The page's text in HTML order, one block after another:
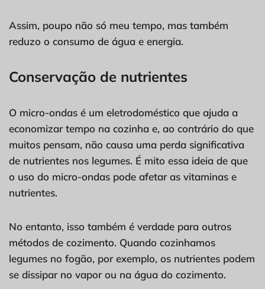
Assim, poupo não só meu tempo, mas também
reduzo o consumo de água e energia.
Conservação de nutrientes
O micro-ondas é um eletrodoméstico que ajuda a
economizar tempo na cozinha e, ao contrário do que
muitos pensam, não causa uma perda significativa
de nutrientes nos legumes. É mito essa ideia de que
o uso do micro-ondas pode afetar as vitaminas e
nutrientes.
No entanto, isso também é verdade para outros
métodos de cozimento. Quando cozinhamos
legumes no fogão, por exemplo, os nutrientes podem
se dissipar no vapor ou na água do cozimento.